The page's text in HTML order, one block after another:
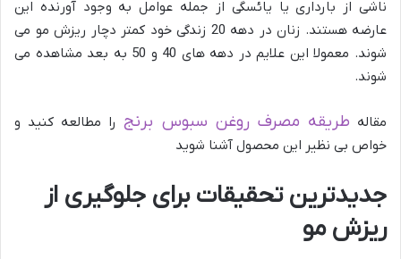
ناشی از بارداری یا یائسگی از جمله عوامل به وجود آورنده این
عارضه هستند. زنان در دهه 20 زندگی خود کمتر دچار ریزش مو می
شوند. معمولا این علایم در دهه های 40 و 50 به بعد مشاهده می
شوند.
مقاله طریقه مصرف روغن سبوس برنجرا مطالعه کنید و
خواص بی نظیر این محصول آشنا شوید
جدیدترین تحقیقات برای جلوگیری از
ریزش مو